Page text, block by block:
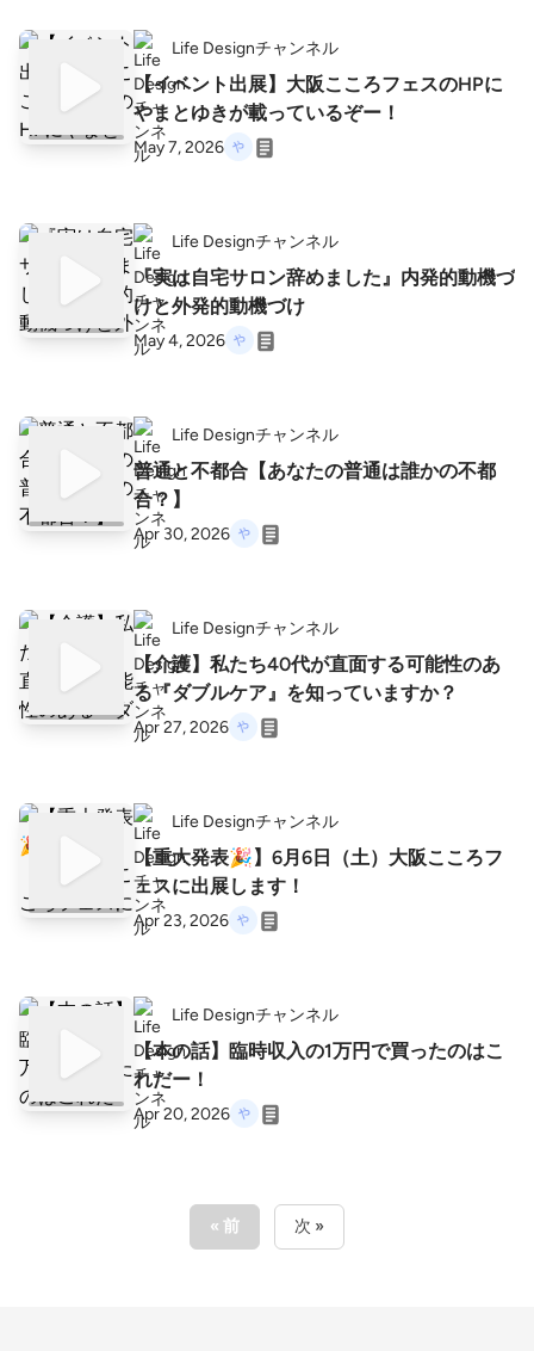
Life Designチャンネル
【イベント出展】大阪こころフェスのHPに
やまとゆきが載っているぞー！
May 7, 2026
Life Designチャンネル
『実は自宅サロン辞めました』内発的動機づ
けと外発的動機づけ
May 4, 2026
Life Designチャンネル
普通と不都合【あなたの普通は誰かの不都
合？】
Apr 30, 2026
Life Designチャンネル
【介護】私たち40代が直面する可能性のあ
る『ダブルケア』を知っていますか？
Apr 27, 2026
Life Designチャンネル
【重大発表🎉】6月6日（土）大阪こころフ
ェスに出展します！
Apr 23, 2026
Life Designチャンネル
【本の話】臨時収入の1万円で買ったのはこ
れだー！
Apr 20, 2026
« 前 次 »